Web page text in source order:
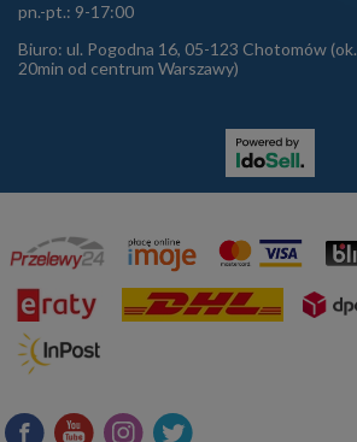
pn.-pt.: 9-17:00
Biuro: ul. Pogodna 16, 05-123 Chotomów (ok.
20min od centrum Warszawy)